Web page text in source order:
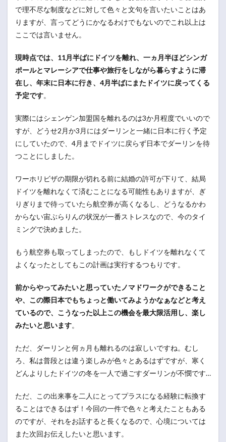
で理不尽な制度などに対して色々と文句を言いたいことはあ
りますが、言ってどうにかなるわけでもないのでこれ以上は
ここでは言いません。
現時点では、11月半ばにドイツを離れ、一ヵ月半ほどシンガ
ポールとマレーシアで仕事や旅行をしながら暮らすように滞
在し、年末に日本に行き、4月半ばにまたドイツに戻ってくる
予定です。
実際にはシェンゲン加盟国を離れるのは3か月程度でいいので
すが、どうせ2月か3月にはダーリンと一緒に日本に行く予定
にしていたので、4月までドイツに戻らず日本でダーリンを待
つことにしました。
ワーホリビザの期限が切れる前に結婚の許可が下りて、結局
ドイツを離れなくて済むことになる可能性もありますが、ぎ
りぎりまで待っていたら航空券が高くなるし、どうなるかわ
からない宙ぶらりんの状況が一番ストレスなので、今のタイ
ミングで決めました。
もう航空券も取ってしまったので、もしドイツを離れなくて
よくなったとしてもこの計画は実行するつもりです。
前からやってみたいと思っていたノマドワークができること
や、この際日本でもちょっと働いてみようかなぁなどと考え
ているので、こうなった以上この機会を最大限活用し、楽し
みたいと思います。
ただ、ダーリンと何ヵ月も離れるのは寂しいですね。むし
ろ、私は普段とは違う楽しみが色々とあるはずですが、寒く
どんよりしたドイツの冬を一人で過ごすダーリンが不憫です…
ただ、この出来事を二人にとってプラスになる経験に転換す
ることはできるはず！今回の一件で色々と考えたこともある
のですが、それをお話すると長くなるので、心境については
また次回お伝えしたいと思います。